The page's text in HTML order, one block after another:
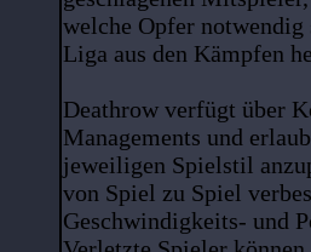
welche Opfer notwendig
Liga aus den Kämpfen
Deathrow verfügt über
Managements und
jeweiligen Spielstil
von Spiel zu Spiel
Geschwindigkeits- und